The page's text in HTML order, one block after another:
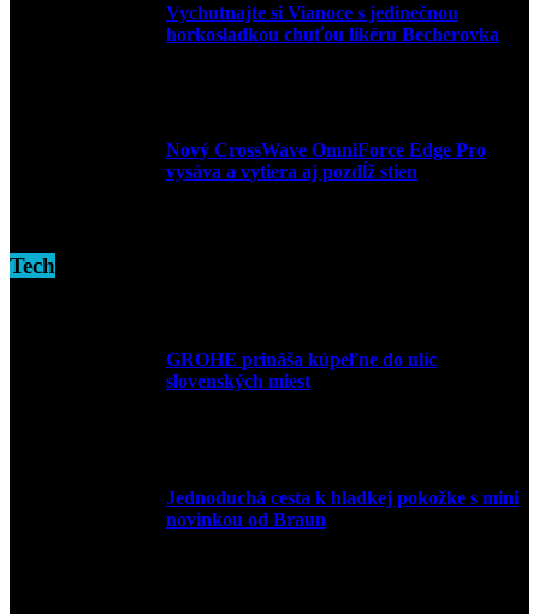
Vychutnajte si Vianoce s jedinečnou
horkosladkou chuťou likéru Becherovka
Nový CrossWave OmniForce Edge Pro
vysáva a vytiera aj pozdĺž stien
Tech
GROHE prináša kúpeľne do ulíc
slovenských miest
Jednoduchá cesta k hladkej pokožke s mini
novinkou od Braun